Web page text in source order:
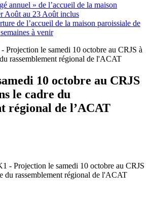
annuel » de l’accueil de la maison
Août au 23 Août inclus
de l’accueil de la maison paroissiale de
à venir
10 octobre au CRJS
le cadre du
régional de l’ACAT